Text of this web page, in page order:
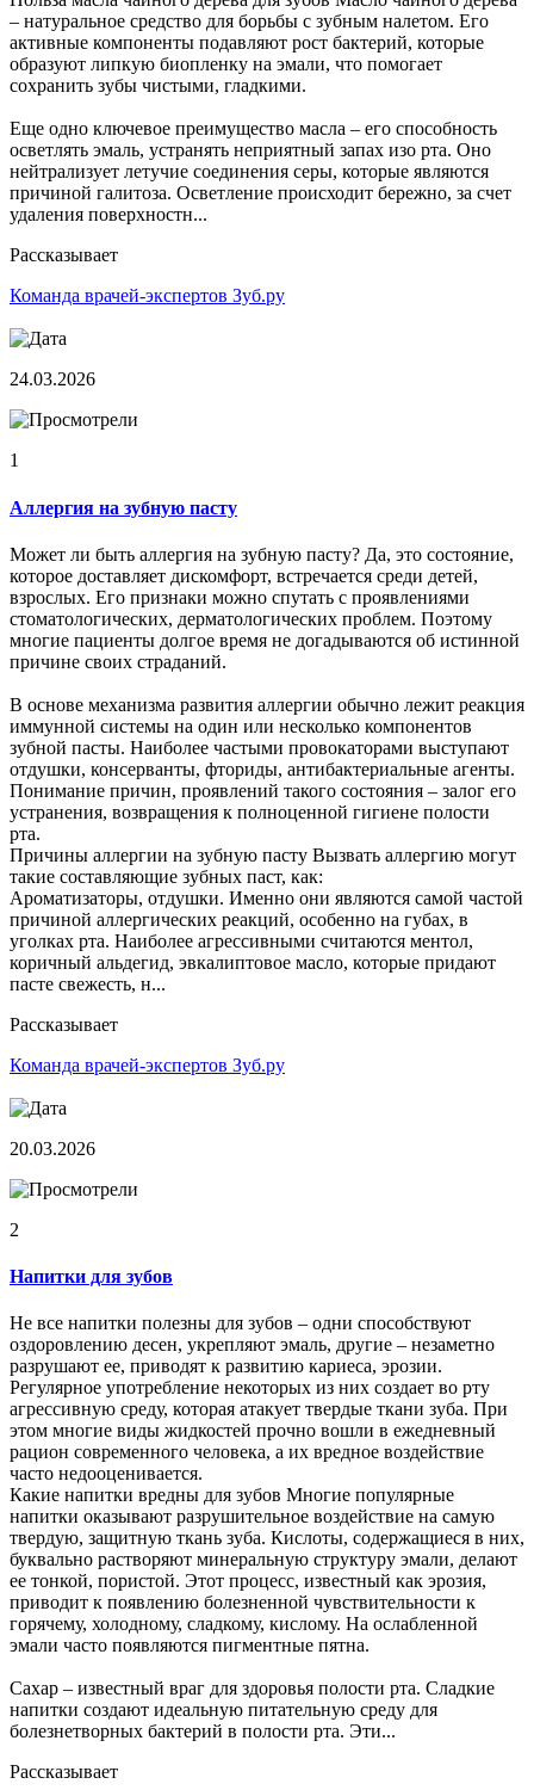
– натуральное средство для борьбы с зубным налетом. Его
активные компоненты подавляют рост бактерий, которые
образуют липкую биопленку на эмали, что помогает
сохранить зубы чистыми, гладкими.
Еще одно ключевое преимущество масла – его способность
осветлять эмаль, устранять неприятный запах изо рта. Оно
нейтрализует летучие соединения серы, которые являются
причиной галитоза. Осветление происходит бережно, за счет
удаления поверхностн...
Рассказывает
Команда врачей-экспертов Зуб.ру
24.03.2026
1
Аллергия на зубную пасту
Может ли быть аллергия на зубную пасту? Да, это состояние,
которое доставляет дискомфорт, встречается среди детей,
взрослых. Его признаки можно спутать с проявлениями
стоматологических, дерматологических проблем. Поэтому
многие пациенты долгое время не догадываются об истинной
причине своих страданий.
В основе механизма развития аллергии обычно лежит реакция
иммунной системы на один или несколько компонентов
зубной пасты. Наиболее частыми провокаторами выступают
отдушки, консерванты, фториды, антибактериальные агенты.
Понимание причин, проявлений такого состояния – залог его
устранения, возвращения к полноценной гигиене полости
рта.
Причины аллергии на зубную пасту Вызвать аллергию могут
такие составляющие зубных паст, как:
Ароматизаторы, отдушки. Именно они являются самой частой
причиной аллергических реакций, особенно на губах, в
уголках рта. Наиболее агрессивными считаются ментол,
коричный альдегид, эвкалиптовое масло, которые придают
пасте свежесть, н...
Рассказывает
Команда врачей-экспертов Зуб.ру
20.03.2026
2
Напитки для зубов
Не все напитки полезны для зубов – одни способствуют
оздоровлению десен, укрепляют эмаль, другие – незаметно
разрушают ее, приводят к развитию кариеса, эрозии.
Регулярное употребление некоторых из них создает во рту
агрессивную среду, которая атакует твердые ткани зуба. При
этом многие виды жидкостей прочно вошли в ежедневный
рацион современного человека, а их вредное воздействие
часто недооценивается.
Какие напитки вредны для зубов Многие популярные
напитки оказывают разрушительное воздействие на самую
твердую, защитную ткань зуба. Кислоты, содержащиеся в них,
буквально растворяют минеральную структуру эмали, делают
ее тонкой, пористой. Этот процесс, известный как эрозия,
приводит к появлению болезненной чувствительности к
горячему, холодному, сладкому, кислому. На ослабленной
эмали часто появляются пигментные пятна.
Сахар – известный враг для здоровья полости рта. Сладкие
напитки создают идеальную питательную среду для
болезнетворных бактерий в полости рта. Эти...
Рассказывает